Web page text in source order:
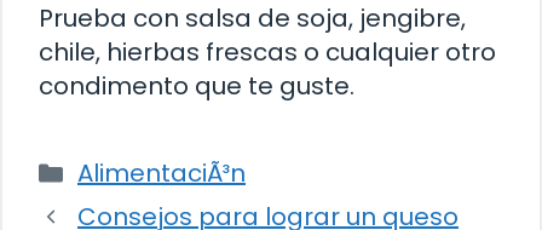
Prueba con salsa de soja, jengibre,
chile, hierbas frescas o cualquier otro
condimento que te guste.
Categorías
AlimentaciÃ³n
Consejos para lograr un queso